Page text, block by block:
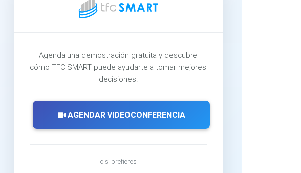
Agenda una demostración gratuita y descubre
cómo TFC SMART puede ayudarte a tomar mejores
decisiones.
AGENDAR VIDEOCONFERENCIA
o si prefieres